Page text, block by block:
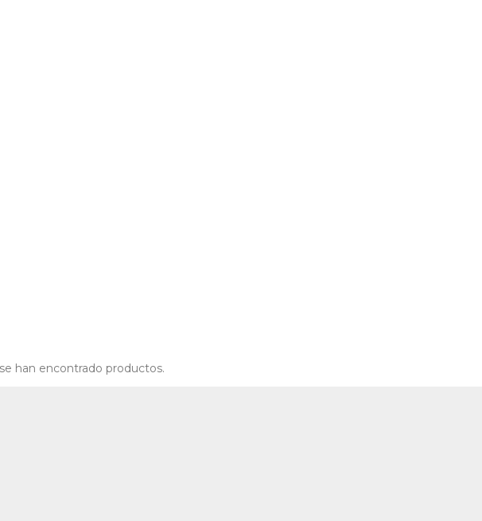
han encontrado productos.